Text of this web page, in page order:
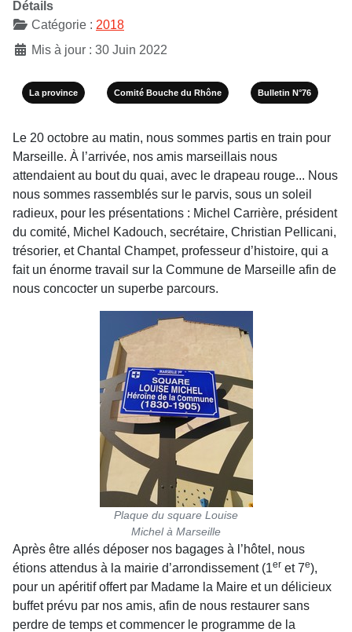
Détails
Catégorie : 2018
Mis à jour : 30 Juin 2022
La province Comité Bouche du Rhône Bulletin N°76
Le 20 octobre au matin, nous sommes partis en train pour
Marseille. À l’arrivée, nos amis marseillais nous
attendaient au bout du quai, avec le drapeau rouge... Nous
nous sommes rassemblés sur le parvis, sous un soleil
radieux, pour les présentations : Michel Carrière, président
du comité, Michel Kadouch, secrétaire, Christian Pellicani,
trésorier, et Chantal Champet, professeur d’histoire, qui a
fait un énorme travail sur la Commune de Marseille afin de
nous concocter un superbe parcours.
Plaque du square Louise
Michel à Marseille
Après être allés déposer nos bagages à l’hôtel, nous
étions attendus à la mairie d’arrondissement (1er et 7e),
pour un apéritif offert par Madame la Maire et un délicieux
buffet prévu par nos amis, afin de nous restaurer sans
perdre de temps et commencer le programme de la